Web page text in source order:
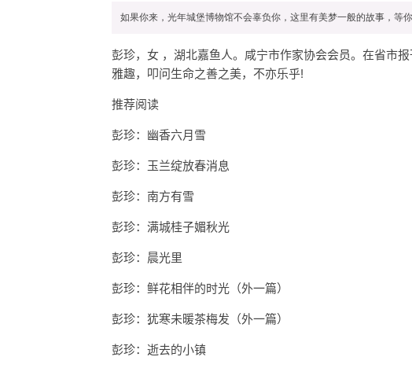
彭珍，女 ，湖北嘉鱼人。咸宁市作家协会会员。在省市
雅趣，叩问生命之善之美，不亦乐乎!
推荐阅读
彭珍：幽香六月雪
彭珍：玉兰绽放春消息
彭珍：南方有雪
彭珍：满城桂子媚秋光
彭珍：晨光里
彭珍：鲜花相伴的时光（外一篇）
彭珍：犹寒未暖茶梅发（外一篇）
彭珍：逝去的小镇